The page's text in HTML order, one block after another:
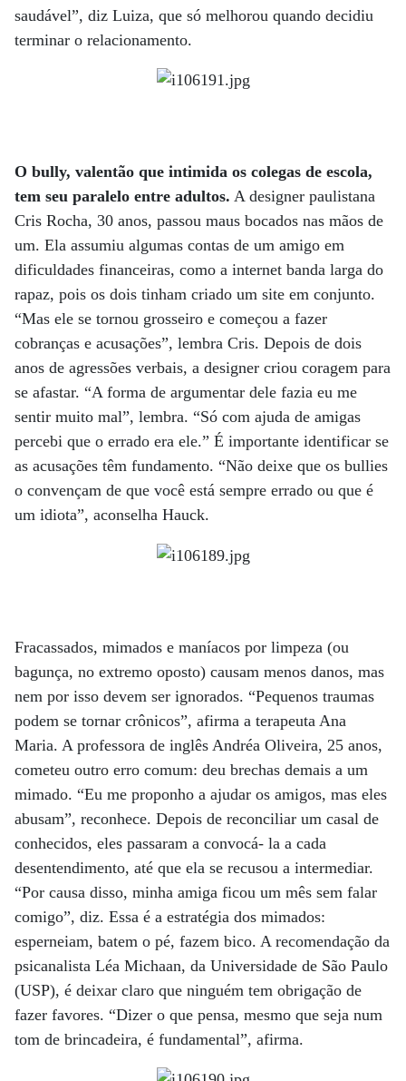
saudável”, diz Luiza, que só melhorou quando decidiu
terminar o relacionamento.
O bully, valentão que intimida os colegas de escola,
tem seu paralelo entre adultos. A designer paulistana
Cris Rocha, 30 anos, passou maus bocados nas mãos de
um. Ela assumiu algumas contas de um amigo em
dificuldades financeiras, como a internet banda larga do
rapaz, pois os dois tinham criado um site em conjunto.
“Mas ele se tornou grosseiro e começou a fazer
cobranças e acusações”, lembra Cris. Depois de dois
anos de agressões verbais, a designer criou coragem para
se afastar. “A forma de argumentar dele fazia eu me
sentir muito mal”, lembra. “Só com ajuda de amigas
percebi que o errado era ele.” É importante identificar se
as acusações têm fundamento. “Não deixe que os bullies
o convençam de que você está sempre errado ou que é
um idiota”, aconselha Hauck.
Fracassados, mimados e maníacos por limpeza (ou
bagunça, no extremo oposto) causam menos danos, mas
nem por isso devem ser ignorados. “Pequenos traumas
podem se tornar crônicos”, afirma a terapeuta Ana
Maria. A professora de inglês Andréa Oliveira, 25 anos,
cometeu outro erro comum: deu brechas demais a um
mimado. “Eu me proponho a ajudar os amigos, mas eles
abusam”, reconhece. Depois de reconciliar um casal de
conhecidos, eles passaram a convocá- la a cada
desentendimento, até que ela se recusou a intermediar.
“Por causa disso, minha amiga ficou um mês sem falar
comigo”, diz. Essa é a estratégia dos mimados:
esperneiam, batem o pé, fazem bico. A recomendação da
psicanalista Léa Michaan, da Universidade de São Paulo
(USP), é deixar claro que ninguém tem obrigação de
fazer favores. “Dizer o que pensa, mesmo que seja num
tom de brincadeira, é fundamental”, afirma.